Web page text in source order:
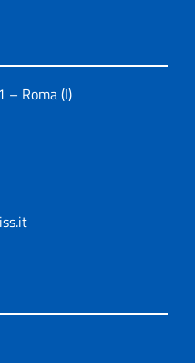
– Roma (I)